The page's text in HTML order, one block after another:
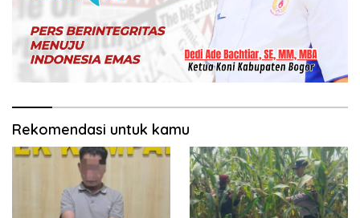
Rekomendasi untuk kamu